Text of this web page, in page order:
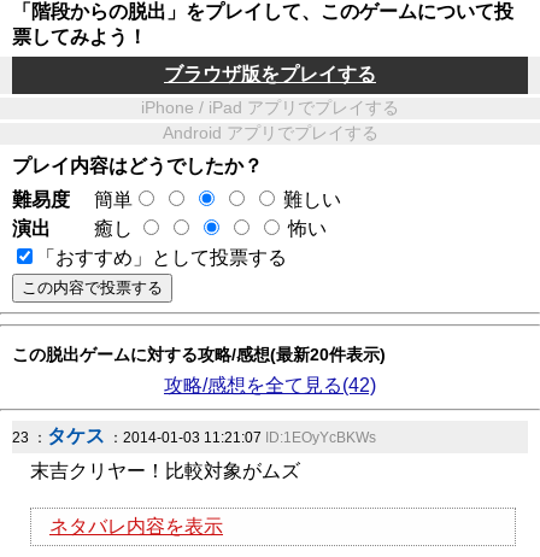
「階段からの脱出」をプレイして、このゲームについて投
票してみよう！
ブラウザ版をプレイする
iPhone / iPad アプリでプレイする
Android アプリでプレイする
プレイ内容はどうでしたか？
難易度
簡単
難しい
演出
癒し
怖い
「おすすめ」として投票する
この脱出ゲームに対する攻略/感想(最新20件表示)
攻略/感想を全て見る(42)
23 ： タケス ：2014-01-03 11:21:07 ID:1EOyYcBKWs
末吉クリヤー！比較対象がムズ
ネタバレ内容を表示